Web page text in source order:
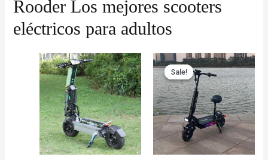
Rooder Los mejores scooters
eléctricos para adultos
Sale!
Sale!